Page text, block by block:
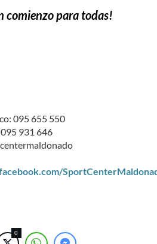
comienzo para todas!
095 655 550
931 646
0